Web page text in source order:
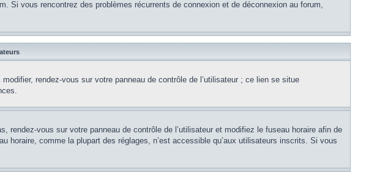
Si vous rencontrez des problèmes récurrents de connexion et de déconnexion au forum,
rendez-vous sur votre panneau de contrôle de l’utilisateur ; ce lien se situe
rendez-vous sur votre panneau de contrôle de l’utilisateur et modifiez le fuseau horaire afin de
comme la plupart des réglages, n’est accessible qu’aux utilisateurs inscrits. Si vous